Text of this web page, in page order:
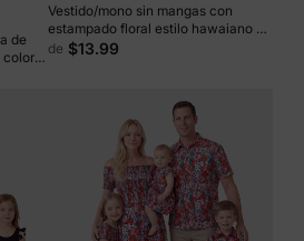
de
o
Vestido/mono sin mangas con
estampado floral estilo hawaiano de
Disney Stitch y Naia a juego,
de $13.99